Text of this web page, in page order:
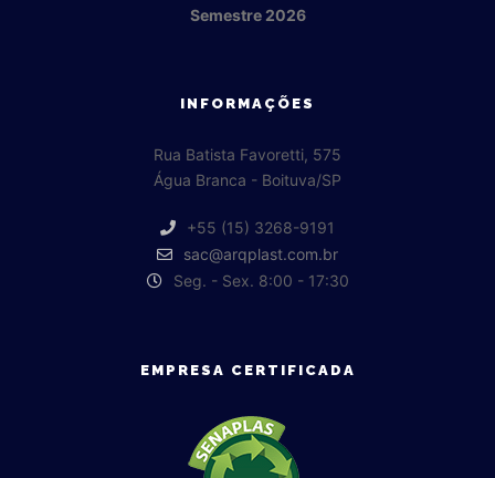
Semestre 2026
INFORMAÇÕES
Rua Batista Favoretti, 575
Água Branca - Boituva/SP
+55 (15) 3268-9191
sac@arqplast.com.br
Seg. - Sex. 8:00 - 17:30
EMPRESA CERTIFICADA